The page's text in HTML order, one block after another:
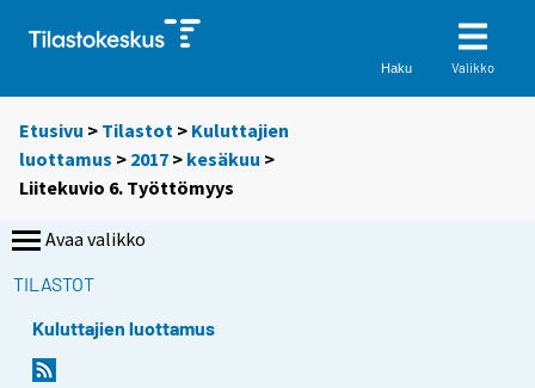
Haku Valikko
Etusivu > Tilastot > Kuluttajien
luottamus > 2017 > kesäkuu >
Liitekuvio 6. Työttömyys
Avaa valikko
TILASTOT
Kuluttajien luottamus